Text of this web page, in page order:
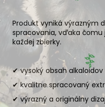
Produkt vyniká výrazným
spracovania, vďaka
každej zbierky.
✔ vysoký obsah alkaloidov
✔ kvalitne spracovaný
✔ výrazný a originálny